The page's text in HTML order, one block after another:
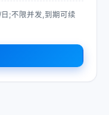
;不限并发,到期可续